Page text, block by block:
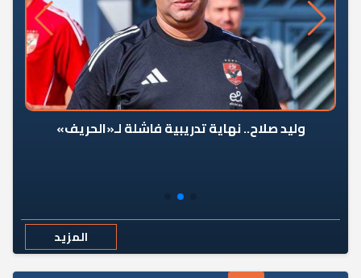
وليد صلاح.. نهاية تدريبية فاشلة لـ«الحريف»
المزيد